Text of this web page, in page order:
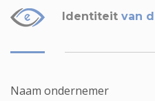
Identiteit van
Naam ondernemer